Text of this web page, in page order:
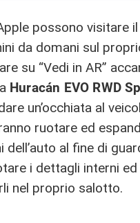
possono visitare il
da domani sul
su “Vedi in AR”
Huracán EVO RWD
un’occhiata al
ruotare ed
dell’auto al fine di
i dettagli interni
nel proprio salotto.